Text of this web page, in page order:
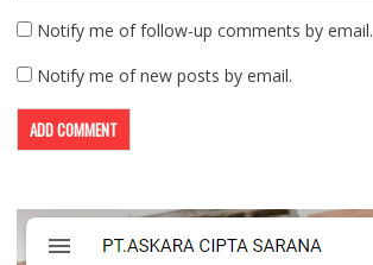
Notify me of follow-up comments by email.
Notify me of new posts by email.